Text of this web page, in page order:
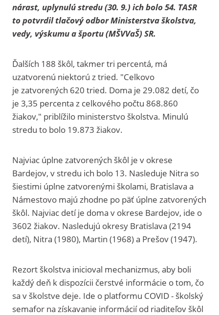
nárast, uplynulú stredu (30. 9.) ich bolo 54. TASR
to potvrdil tlačový odbor Ministerstva školstva,
vedy, výskumu a športu (MŠVVaŠ) SR.
Ďalších 188 škôl, takmer tri percentá, má
uzatvorenú niektorú z tried. "Celkovo
je zatvorených 620 tried. Doma je 29.082 detí, čo
je 3,35 percenta z celkového počtu 868.860
žiakov," priblížilo ministerstvo školstva. Minulú
stredu to bolo 19.873 žiakov.
Najviac úplne zatvorených škôl je v okrese
Bardejov, v stredu ich bolo 13. Nasleduje Nitra so
šiestimi úplne zatvorenými školami, Bratislava a
Námestovo majú zhodne po päť úplne zatvorených
škôl. Najviac detí je doma v okrese Bardejov, ide o
3602 žiakov. Nasledujú okresy Bratislava (2194
detí), Nitra (1980), Martin (1968) a Prešov (1947).
Rezort školstva inicioval mechanizmus, aby boli
každý deň k dispozícii čerstvé informácie o tom, čo
sa v školstve deje. Ide o platformu COVID - školský
semafor na získavanie informácií od riaditeľov škôl